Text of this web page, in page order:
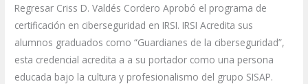
Regresar Criss D. Valdés Cordero Aprobó el programa de
certificación en ciberseguridad en IRSI. IRSI Acredita sus
alumnos graduados como “Guardianes de la ciberseguridad”,
esta credencial acredita a a su portador como una persona
educada bajo la cultura y profesionalismo del grupo SISAP.
–
Credencial
CG
IRSI